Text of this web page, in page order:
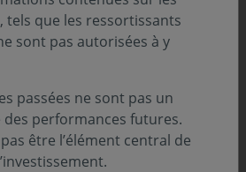
tels que les ressortissants
sont pas autorisées à y
passées ne sont pas un
performances futures.
être l’élément central de